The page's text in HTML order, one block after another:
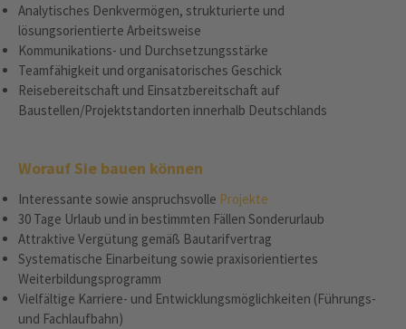
Analytisches Denkvermögen, strukturierte und
lösungsorientierte Arbeitsweise
Kommunikations- und Durchsetzungsstärke
Teamfähigkeit und organisatorisches Geschick
Reisebereitschaft und Einsatzbereitschaft auf
Baustellen/Projektstandorten innerhalb Deutschlands
Worauf Sie bauen können
Interessante sowie anspruchsvolle Projekte
30 Tage Urlaub und in bestimmten Fällen Sonderurlaub
Attraktive Vergütung gemäß Bautarifvertrag
Systematische Einarbeitung sowie praxisorientiertes
Weiterbildungsprogramm
Vielfältige Karriere- und Entwicklungsmöglichkeiten (Führungs-
und Fachlaufbahn)